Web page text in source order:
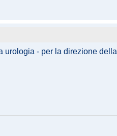
- per la direzione